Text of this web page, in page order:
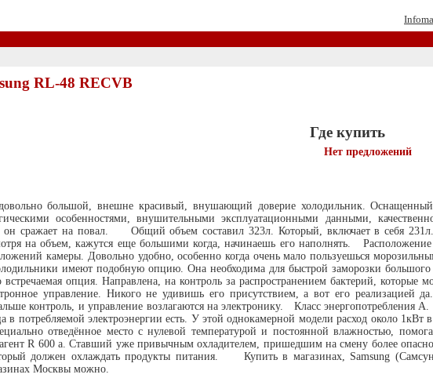
RL-48 RECVB
Где купить
Нет предложений
большой, внешне красивый, внушающий доверие холодильник.
особенностями, внушительными эксплуатационными данными,
сражает на повал. Общий объем составил 323л. Который, включает в себя
на объем, кажутся еще большими когда, начинаешь его наполнять.
камеры. Довольно удобно, особенно когда очень мало пользуешься
имеют подобную опцию. Она необходима для быстрой заморозки
опция. Направлена, на контроль за распространением бактерий, которые
управление. Никого не удивишь его присутствием, а вот его реализацией
контроль, и управление возлагаются на электронику. Класс энергопотребления А.
в потребляемой электроэнергии есть. У этой однокамерной модели расход около
отведённое место с нулевой температурой и постоянной влажностью,
R 600 a. Ставший уже привычным охладителем, пришедшим на смену более
должен охлаждать продукты питания. Купить в магазинах, Samsung
Москвы можно.